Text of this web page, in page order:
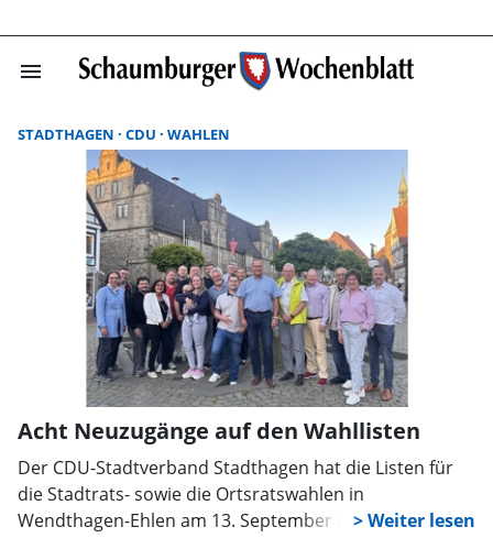
menu
STADTHAGEN CDU WAHLEN
Acht Neuzugänge auf den Wahllisten
Der CDU-Stadtverband Stadthagen hat die Listen für
die Stadtrats- sowie die Ortsratswahlen in
Wendthagen-Ehlen am 13. September aufgestellt, die